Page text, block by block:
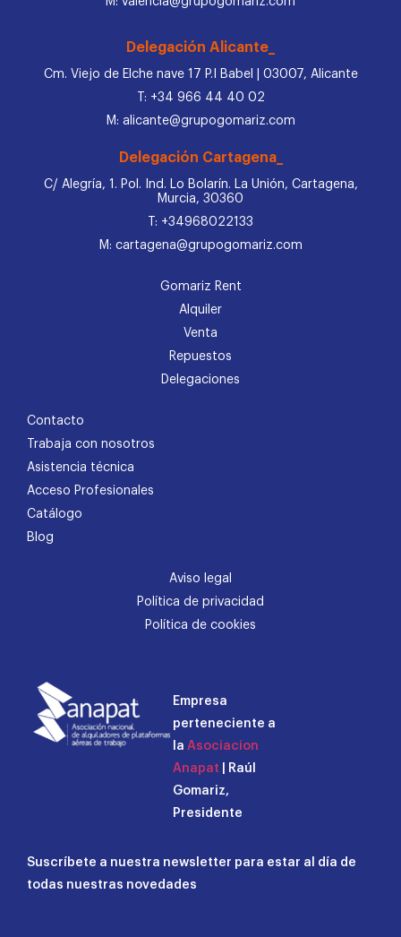
Delegación Alicante_
Cm. Viejo de Elche nave 17 P.I Babel | 03007, Alicante
T: +34 966 44 40 02
M: alicante@grupogomariz.com
Delegación Cartagena_
C/ Alegría, 1. Pol. Ind. Lo Bolarín. La Unión, Cartagena,
Murcia, 30360
T: +34968022133
M: cartagena@grupogomariz.com
Gomariz Rent
Alquiler
Venta
Repuestos
Delegaciones
Contacto
Trabaja con nosotros
Asistencia técnica
Acceso Profesionales
Catálogo
Blog
Aviso legal
Política de privacidad
Política de cookies
Empresa
perteneciente a
la Asociacion
Anapat | Raúl
Gomariz,
Presidente
Suscríbete a nuestra newsletter para estar al día de
todas nuestras novedades